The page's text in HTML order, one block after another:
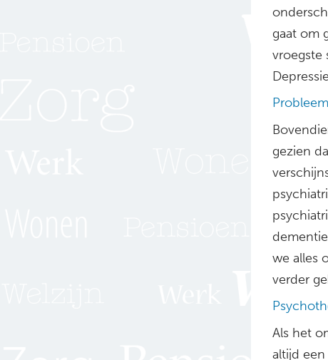
gaat om
vroegste
gezien
we alles
verder
Als het
altijd